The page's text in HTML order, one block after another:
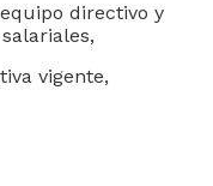
directivo y
vigente,